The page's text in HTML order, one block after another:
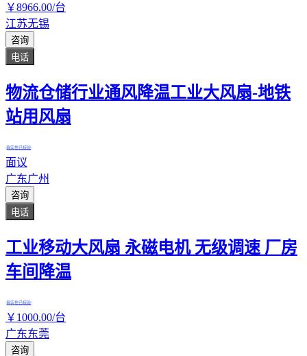
￥8966.00/台
江苏无锡
咨询
电话
物流仓储行业通风降温工业大风扇-地铁
站用风扇
真实性已核验
面议
广东广州
咨询
电话
工业移动大风扇 永磁电机 无级调速 厂房
车间降温
真实性已核验
￥ 1000.00/台
广东东莞
咨询